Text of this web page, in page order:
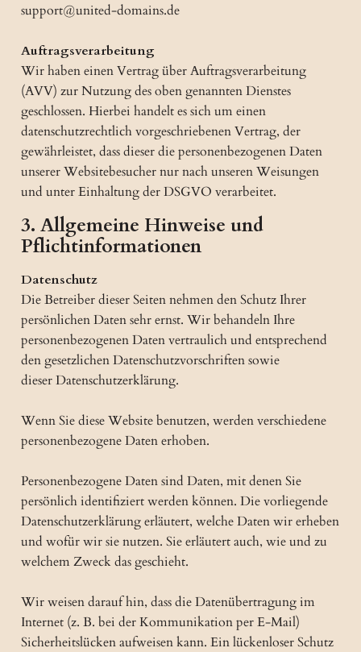
support@united-domains.de
Auftragsverarbeitung
Wir haben einen Vertrag über Auftragsverarbeitung
(AVV) zur Nutzung des oben genannten Dienstes
geschlossen. Hierbei handelt es sich um einen
datenschutzrechtlich vorgeschriebenen Vertrag, der
gewährleistet, dass dieser die personenbezogenen Daten
unserer Websitebesucher nur nach unseren Weisungen
und unter Einhaltung der DSGVO verarbeitet.
3. Allgemeine Hinweise und
Pflichtinformationen
Datenschutz
Die Betreiber dieser Seiten nehmen den Schutz Ihrer
persönlichen Daten sehr ernst. Wir behandeln Ihre
personenbezogenen Daten vertraulich und entsprechend
den gesetzlichen Datenschutzvorschriften sowie
dieser Datenschutzerklärung.
Wenn Sie diese Website benutzen, werden verschiedene
personenbezogene Daten erhoben.
Personenbezogene Daten sind Daten, mit denen Sie
persönlich identifiziert werden können. Die vorliegende
Datenschutzerklärung erläutert, welche Daten wir erheben
und wofür wir sie nutzen. Sie erläutert auch, wie und zu
welchem Zweck das geschieht.
Wir weisen darauf hin, dass die Datenübertragung im
Internet (z. B. bei der Kommunikation per E-Mail)
Sicherheitslücken aufweisen kann. Ein lückenloser Schutz